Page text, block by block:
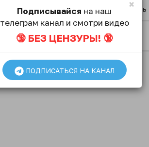
Опубликовать
×
Подписывайся на наш
телеграм канал и смотри видео
🔞 БЕЗ ЦЕНЗУРЫ! 🔞
ПОДПИСАТЬСЯ НА КАНАЛ